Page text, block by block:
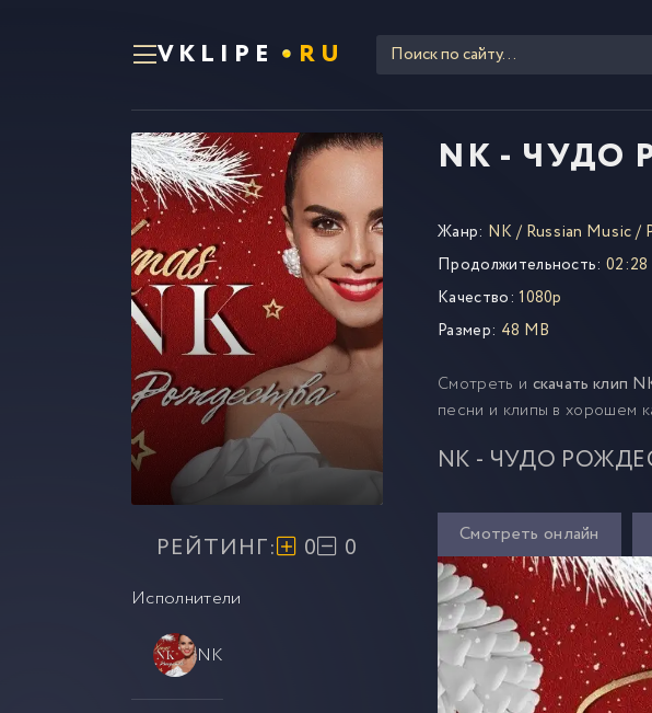
VKLIPE RU
NK - ЧУДО
РЕЙТИНГ: 0 0
Исполнители
NK
Жанр: NK / Russian Music/
Продолжительность: 02:28
Качество: 1080p
Размер: 48 MB
Смотреть и скачать клип
песни и клипы в хорошем
NK - ЧУДО
Смотреть онлайн